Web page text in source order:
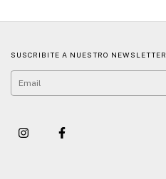
SUSCRIBITE A NUESTRO NEWSLETTER